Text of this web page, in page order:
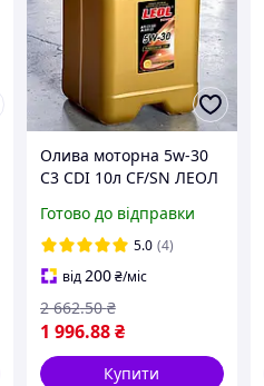
Олива моторна 5w-30
С3 CDI 10л CF/SN ЛЕОЛ
Готово до відправки
5.0 (4)
від200 ₴/міс
1 996.88 ₴
2 662.50 ₴
Купити